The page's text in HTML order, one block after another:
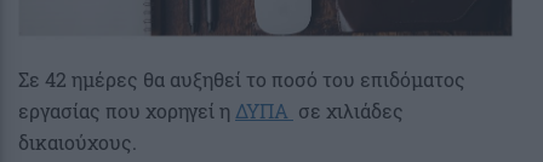
Σε 42 ημέρες θα αυξηθεί το ποσό του επιδόματος
εργασίας που χορηγεί η ΔΥΠΑ σε χιλιάδες
δικαιούχους.